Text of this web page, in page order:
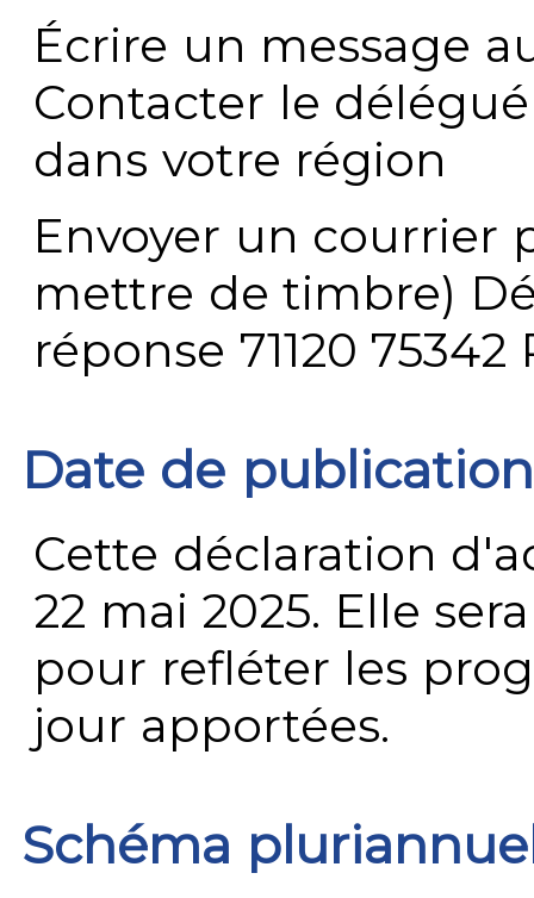
Écrire un message
Contacter le
dans votre région
Envoyer un courrier
mettre de timbre)
réponse 71120 75342
Date de publication
Cette déclaration
22 mai 2025. Elle
pour refléter les
jour apportées.
Schéma